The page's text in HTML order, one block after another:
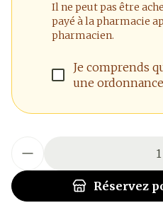
Il ne peut pas être
payé à la pharmacie
pharmacien.
Je comprends
une
Réservez